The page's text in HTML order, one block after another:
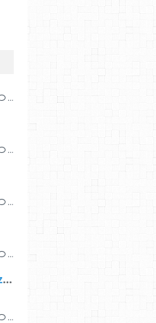
…
…
…
…
Rock in Evreux, bizarre ... Vous avez dit bizarre
…